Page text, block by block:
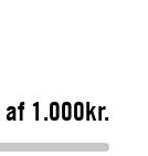
af 1.000kr.